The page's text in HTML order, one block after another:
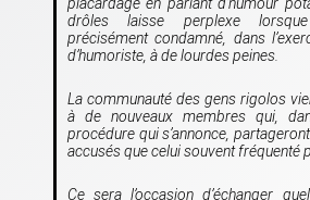
drôles laisse perplexe
précisément condamné, dans
d’humoriste, à de lourdes peines.
La communauté des gens rigolos
à de nouveaux membres qui,
procédure qui s’annonce,
accusés que celui souvent fréquenté
Ce sera l’occasion d’échanger